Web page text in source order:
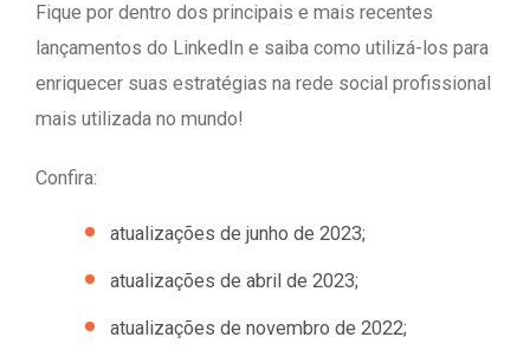
Fique por dentro dos principais e mais recentes
lançamentos do LinkedIn e saiba como utilizá-los para
enriquecer suas estratégias na rede social profissional
mais utilizada no mundo!
Confira:
atualizações de junho de 2023;
atualizações de abril de 2023;
atualizações de novembro de 2022;